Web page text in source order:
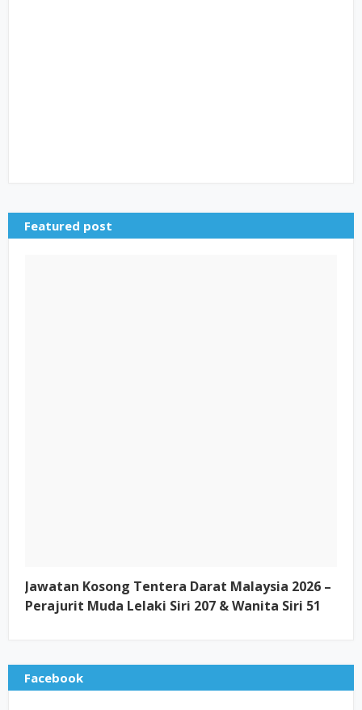
Featured post
Jawatan Kosong Tentera Darat Malaysia 2026 –
Perajurit Muda Lelaki Siri 207 & Wanita Siri 51
Facebook